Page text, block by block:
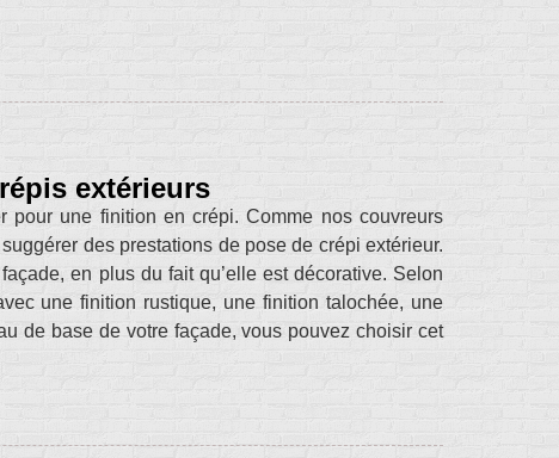
extérieurs
pour une finition en crépi. Comme nos couvreurs
des prestations de pose de crépi extérieur.
en plus du fait qu’elle est décorative. Selon
une finition rustique, une finition talochée, une
de base de votre façade, vous pouvez choisir cet